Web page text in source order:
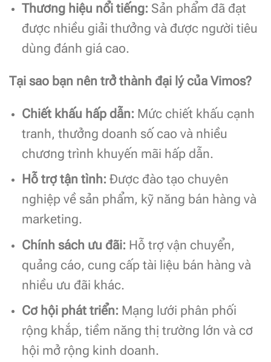
Thương hiệu nổi tiếng: Sản phẩm đã đạt
được nhiều giải thưởng và được người tiêu
dùng đánh giá cao.
Tại sao bạn nên trở thành đại lý của Vimos?
Chiết khấu hấp dẫn: Mức chiết khấu cạnh
tranh, thưởng doanh số cao và nhiều
chương trình khuyến mãi hấp dẫn.
Hỗ trợ tận tình: Được đào tạo chuyên
nghiệp về sản phẩm, kỹ năng bán hàng và
marketing.
Chính sách ưu đãi: Hỗ trợ vận chuyển,
quảng cáo, cung cấp tài liệu bán hàng và
nhiều ưu đãi khác.
Cơ hội phát triển: Mạng lưới phân phối
rộng khắp, tiềm năng thị trường lớn và cơ
hội mở rộng kinh doanh.